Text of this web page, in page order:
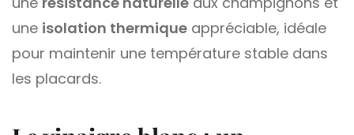
une isolation thermique appréciable, idéale
pour maintenir une température stable dans
les placards.